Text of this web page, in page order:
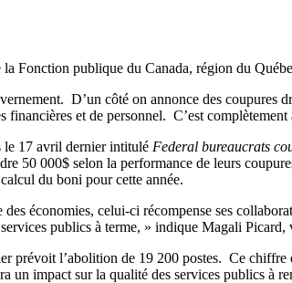
Fonction publique du Canada, région du
D’un côté on annonce des coupures
financières et de personnel. C’est
le 17 avril dernier intitulé Federal bureaucrats
50 000$ selon la performance de leurs
du boni pour cette année.
économies, celui-ci récompense ses
publics à terme, » indique Magali
prévoit l’abolition de 19 200 postes. Ce
un impact sur la qualité des services publics à